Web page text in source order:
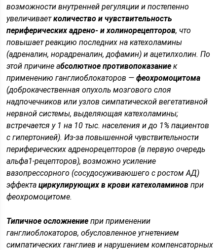
возможности внутренней регуляции и постепенно
увеличиваетколичество и чувствительность
периферических адрено- и холинорецепторов, что
повышает реакцию последних на катехоламины
(адреналин, норадреналин, дофамин) иацетилхолин. По
этой причине абсолютное противопоказание к
применению ганглиоблокаторов —феохромоцитома
(доброкачественная опухоль мозгового слоя
надпочечников или узлов симпатической вегетативной
нервной системы, выделяющая катехоламины;
встречается у 1 на 10 тыс. населения и до 1% пациентов
с гипертонией). Из-за повышенной чувствительности
периферических адренорецепторов (в первую очередь
альфа1-рецепторов), возможно усиление
вазопрессорного (сосудосуживаюшего с ростом АД)
эффектациркулирующих в крови катехоламинов при
феохромоцитоме.
Типичное осложнение при применении
ганглиоблокаторов, обусловленное угнетением
симпатических ганглиев и нарушением компенсаторных